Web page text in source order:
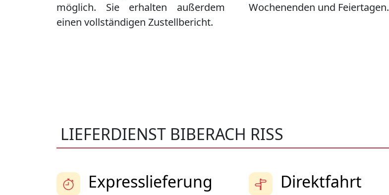
Wochenenden und Feiertagen.
möglich. Sie erhalten außerdem
einen vollständigen Zustellbericht.
LIEFERDIENST BIBERACH RISS
Direktfahrt
Expresslieferung